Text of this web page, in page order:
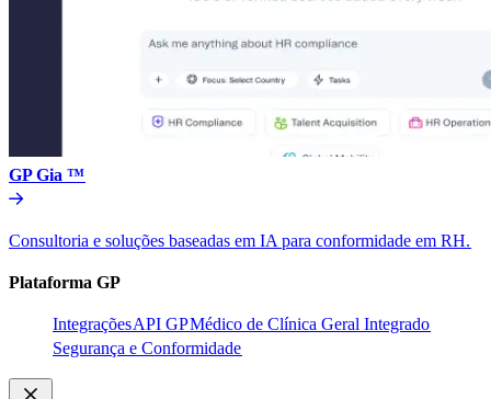
GP Gia ™​​
Consultoria e soluções baseadas em IA para conformidade em RH.​​
Plataforma GP​​
Integrações​​API GP​​Médico de Clínica Geral Integrado​​
Segurança e Conformidade​​